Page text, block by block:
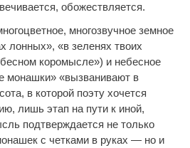
обожествляется.
многозвучное земное
лонных», «в зеленях твоих
коромысле») и небесное
монашки» «вызванивают в
в которой поэту хочется
лишь этап на пути к иной,
подтверждается не только
с четками в руках — но и